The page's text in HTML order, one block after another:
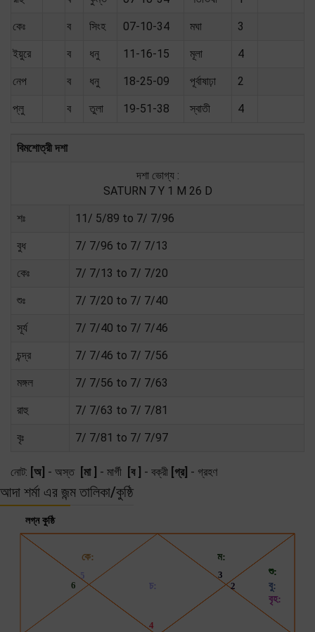
কেঃ ব সিংহ 07-10-34 মঘা 3
ইয়ুরে ব ধনু 11-16-15 মূলা 4
নেপ ব ধনু 18-25-09 পূর্বাষাঢ়া 2
প্লু ব তুলা 19-51-38 স্বাতী 4
বিমশোত্রী দশা
দশা ভোগ্য :
SATURN 7 Y 1 M 26 D
শঃ 11/ 5/89 to 7/ 7/96
বুধ 7/ 7/96 to 7/ 7/13
কেঃ 7/ 7/13 to 7/ 7/20
শুঃ 7/ 7/20 to 7/ 7/40
সূর্য 7/ 7/40 to 7/ 7/46
চন্দ্র 7/ 7/46 to 7/ 7/56
মঙ্গল 7/ 7/56 to 7/ 7/63
রাহু 7/ 7/63 to 7/ 7/81
বৃঃ 7/ 7/81 to 7/ 7/97
নোট: [অ] - অস্ত [মা ] - মার্গী [ব ] - বক্রী [গ্র] - গ্রহণ
আদা শর্মা এর জন্ম তালিকা/কুষ্ঠি